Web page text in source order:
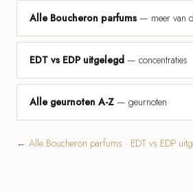
Alle Boucheron parfums — meer van
EDT vs EDP uitgelegd — concentraties
Alle geurnoten A-Z — geurnoten
← Alle Boucheron parfums · EDT vs EDP